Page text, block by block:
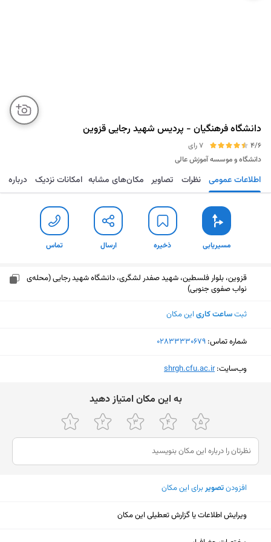
دانشگاه فرهنگیان - پردیس شهید رجایی قزوین
4/6
7 رای
دانشگاه و موسسه آموزش عالی
مسیریابی ذخیره ارسال تماس اطلاعات عمومی نظرات تصاویر مکان‌های مشابه امکانات نزدیک درباره
مسیریابی ذخیره ارسال تماس
قزوین، بلوار فلسطین، شهید صفدر لشگری، دانشگاه شهید رجایی (محله‌ی
نواب صفوی جنوبی)
ثبتساعت کاری این مکان
شماره تماس: ‎02833330679
وب‌سایت:‎shrgh.cfu.ac.ir
ﺑﻪ اﯾﻦ ﻣﮑﺎن اﻣﺘﯿﺎز دﻫﯿﺪ
افزودنتصویربرای این مکان
ویرایش اطلاعات یا گزارش تعطیلی این مکان